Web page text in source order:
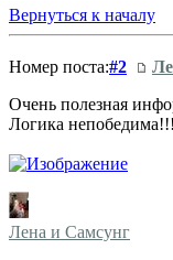
Вернуться к началу
Номер поста:#2
Очень полезная
Логика непобедима!!!
Лена и Самсунг